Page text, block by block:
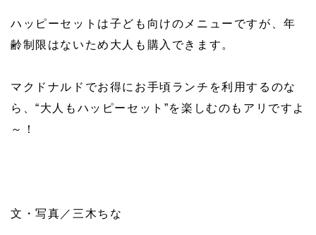
ハッピーセットは子ども向けのメニューですが、年
齢制限はないため大人も購入できます。
マクドナルドでお得にお手頃ランチを利用するのな
ら、“大人もハッピーセット”を楽しむのもアリですよ
～！
文・写真／三木ちな